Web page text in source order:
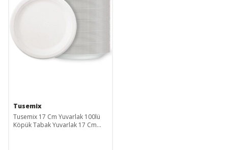
Tusemix
Tusemix 17 Cm Yuvarlak 100lü
Köpük Tabak Yuvarlak 17 Cm